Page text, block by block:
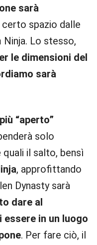
sarà
certo spazio dalle
Ninja. Lo stesso,
le dimensioni del
sarà
“aperto”
solo
quali il salto, bensì
, approfittando
Dynasty sarà
dare al
in un luogo
. Per fare ciò, il